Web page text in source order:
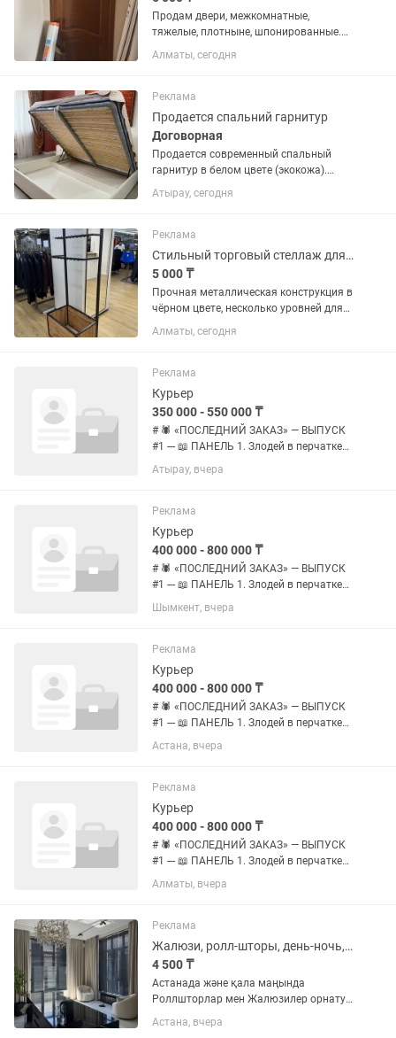
Продам двери, межкомнатные,
тяжелые, плотныне, шпонированные.
Торг уместен, находятся в районе
Алтын-Орде, п. Абай. Самовывоз, есть 2
см уже снятые с коробом, но...
Алматы, сегодня
Реклама
Продается спальний гарнитур
Договорная
Продается современный спальный
гарнитур в белом цвете (экокожа).
Использовался аккуратно, состояние
отличное. Очень удобный и стильный
Атырау, сегодня
Реклама
Стильный торговый стеллаж для одежды
5 000 ₸
Прочная металлическая конструкция в
чёрном цвете, несколько уровней для
размещения одежды на плечиках,
удобные крючки и вместительный
Отлично подойдёт для магазина...
Алматы, сегодня
Реклама
Курьер
350 000 - 550 000 ₸
# 🕷️ «ПОСЛЕДНИЙ ЗАКАЗ» — ВЫПУСК
#1 --- 📖 ПАНЕЛЬ 1. Злодей в перчатке
щёлкает пальцами. 💬 «Я уничтожу
ВСЮ доставку в этом городе!» ЗВУК:
исчезают. Улицы пусты....
Атырау, вчера
Реклама
Курьер
400 000 - 800 000 ₸
# 🕷️ «ПОСЛЕДНИЙ ЗАКАЗ» — ВЫПУСК
#1 --- 📖 ПАНЕЛЬ 1. Злодей в перчатке
щёлкает пальцами. 💬 «Я уничтожу
ВСЮ доставку в этом городе!» ЗВУК:
исчезают. Улицы пусты....
Шымкент, вчера
Реклама
Курьер
400 000 - 800 000 ₸
# 🕷️ «ПОСЛЕДНИЙ ЗАКАЗ» — ВЫПУСК
#1 --- 📖 ПАНЕЛЬ 1. Злодей в перчатке
щёлкает пальцами. 💬 «Я уничтожу
ВСЮ доставку в этом городе!» ЗВУК:
исчезают. Улицы пусты....
Астана, вчера
Реклама
Курьер
400 000 - 800 000 ₸
# 🕷️ «ПОСЛЕДНИЙ ЗАКАЗ» — ВЫПУСК
#1 --- 📖 ПАНЕЛЬ 1. Злодей в перчатке
щёлкает пальцами. 💬 «Я уничтожу
ВСЮ доставку в этом городе!» ЗВУК:
исчезают. Улицы пусты....
Алматы, вчера
Реклама
Жалюзи, ролл-шторы, день-ночь, дуэт Астана
4 500 ₸
Астанада және қала маңында
Роллшторлар мен Жалюзилер орнату -
сапалы және жылдам! Терезелеріңізді
стильді және ұқыпты жаңартамыз. Біз
Астана, вчера